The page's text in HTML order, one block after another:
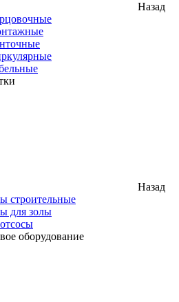
Назад
Назад
строительные
для золы
оборудование